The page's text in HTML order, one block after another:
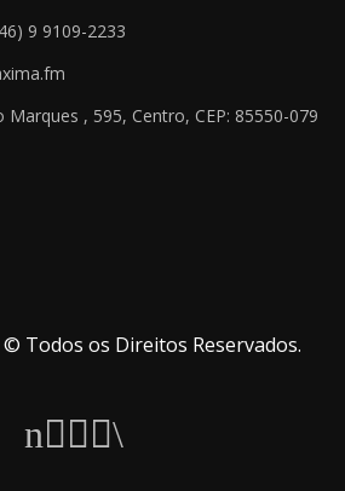
9 9109-2233
Marques , 595, Centro, CEP: 85550-079
© Todos os Direitos Reservados.